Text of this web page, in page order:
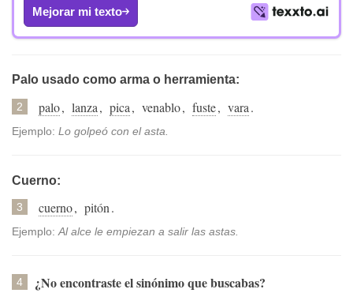
Mejorar mi texto
Palo usado como arma o herramienta:
2 palo, lanza, pica, venablo, fuste, vara.
Ejemplo: Lo golpeó con el asta.
Cuerno:
3 cuerno, pitón.
Ejemplo:Al alce le empiezan a salir las astas.
4 ¿No encontraste el sinónimo que buscabas?